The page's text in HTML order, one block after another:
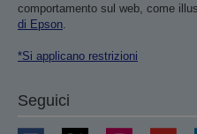
comportamento sul web, come
di Epson.
*Si applicano restrizioni
Seguici